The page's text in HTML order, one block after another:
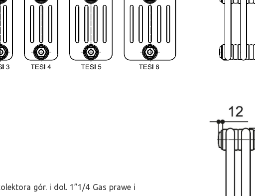
gór. i dol. 1”1/4 Gas prawe i